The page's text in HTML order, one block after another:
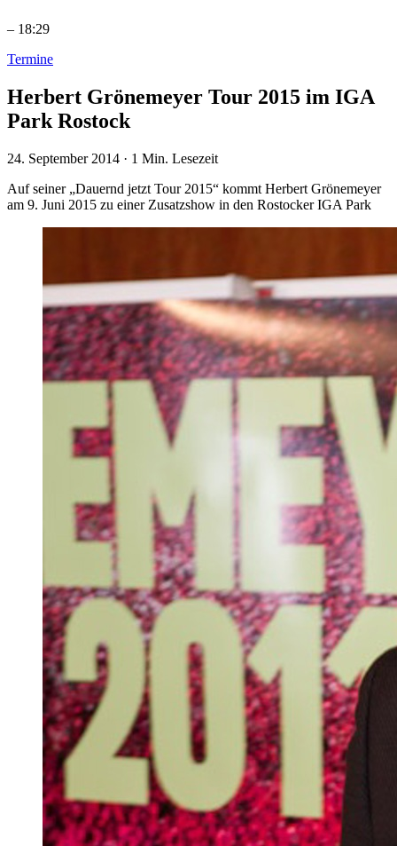
– 18:29
Termine
Herbert Grönemeyer Tour 2015 im IGA
Park Rostock
24. September 2014 · 1 Min. Lesezeit
Auf seiner „Dauernd jetzt Tour 2015“ kommt Herbert Grönemeyer
am 9. Juni 2015 zu einer Zusatzshow in den Rostocker IGA Park